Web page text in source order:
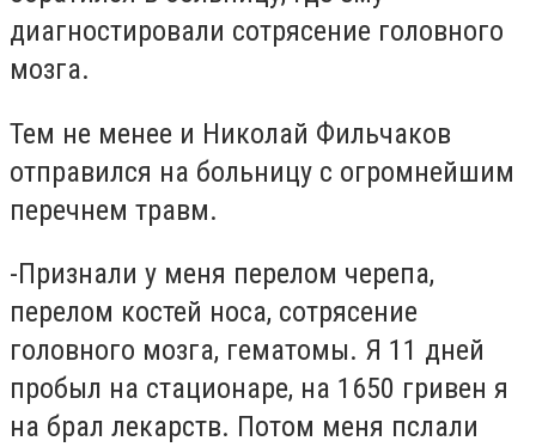
диагностировали сотрясение головного
мозга.
Тем не менее и Николай Фильчаков
отправился на больницу с огромнейшим
перечнем травм.
-Признали у меня перелом черепа,
перелом костей носа, сотрясение
головного мозга, гематомы. Я 11 дней
пробыл на стационаре, на 1650 гривен я
на брал лекарств. Потом меня пслали